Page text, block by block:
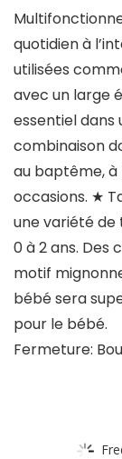
quotidien à
utilisées
avec un large
essentiel
combinaison
au baptême, à
occasions. ★
une variété de
0 à 2 ans. Des
motif
bébé sera
pour le bébé.
Fermeture: